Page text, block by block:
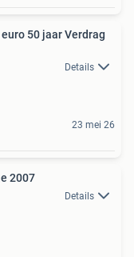
50 jaar Verdrag
Details
23 mei 26
2007
Details